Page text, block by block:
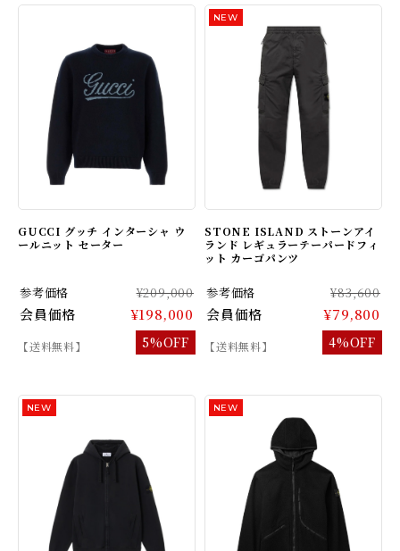
GUCCI グッチ インターシャ ウ
ールニット セーター
参考価格 ¥209,000
会員価格 ¥198,000
【送料無料】 5%OFF
STONE ISLAND ストーンアイ
ランド レギュラーテーパードフィ
ット カーゴパンツ
参考価格 ¥83,600
会員価格 ¥79,800
【送料無料】 4%OFF